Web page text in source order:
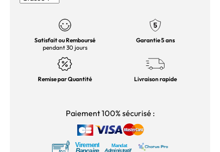
Satisfait ou Remboursé
pendant 30 jours
Garantie 5 ans
Remise par Quantité Livraison rapide
Paiement 100% sécurisé :